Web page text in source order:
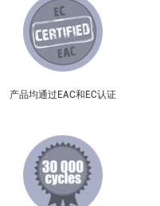
产品均通过EAC和EC认证